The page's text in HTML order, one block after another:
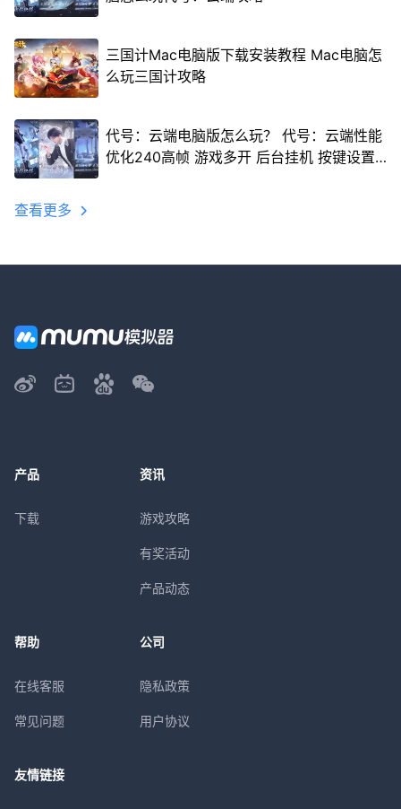
三国计Mac电脑版下载安装教程 Mac电脑怎
么玩三国计攻略
代号：云端电脑版怎么玩？ 代号：云端性能
优化240高帧 游戏多开 后台挂机 按键设置
查看更多
产品
下载
资讯
游戏攻略
有奖活动
产品动态
帮助
在线客服
常见问题
公司
隐私政策
用户协议
友情链接